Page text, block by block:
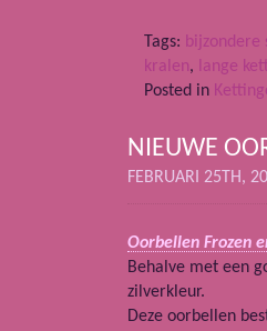
Tags: bijzondere
kralen, lange
Posted in
NIEUWE
FEBRUARI 25TH,
Oorbellen Frozen
Behalve met een
zilverkleur.
Deze oorbellen